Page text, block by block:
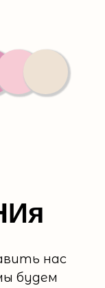
нас
будем